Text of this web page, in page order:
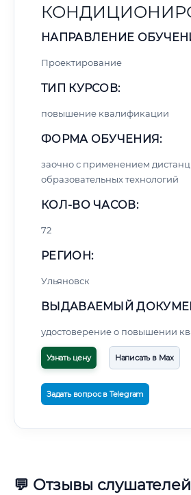
НАПРАВЛЕНИЕ
Проектирование
ТИП КУРСОВ:
повышение квалификации
ФОРМА ОБУЧЕНИЯ:
заочно с применением
образовательных технологий
КОЛ-ВО ЧАСОВ:
72
РЕГИОН:
Ульяновск
ВЫДАВАЕМЫЙ
удостоверение о повышении
Узнать цену Написать в Max
Задать вопрос в Telegram
💬 Отзывы слушателей